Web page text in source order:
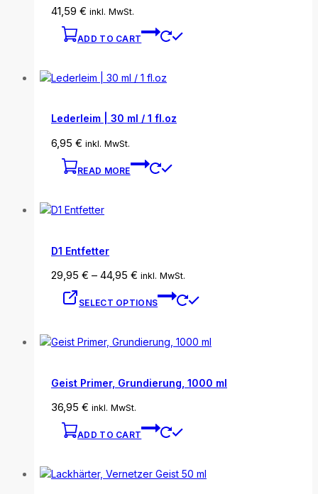
41,59 € inkl. MwSt.
ADD TO CART
Lederleim | 30 ml / 1 fl.oz
6,95 € inkl. MwSt.
READ MORE
D1 Entfetter
29,95 € – 44,95 € inkl. MwSt.
SELECT OPTIONS
Geist Primer, Grundierung, 1000 ml
36,95 € inkl. MwSt.
ADD TO CART